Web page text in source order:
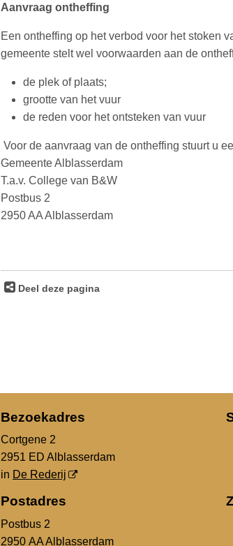
Aanvraag ontheffing
Een ontheffing op het verbod voor het stoken
gemeente stelt wel voorwaarden aan de
de plek of plaats;
grootte van het vuur
de reden voor het ontsteken van vuur
Voor de aanvraag van de ontheffing stuurt u
Gemeente Alblasserdam
T.a.v. College van B&W
Postbus 2
2950 AA Alblasserdam
Deel deze pagina
Bezoekadres
Cortgene 2
2951 ED Alblasserdam
in De Rederij
Postadres
Postbus 2
2950 AA Alblasserdam